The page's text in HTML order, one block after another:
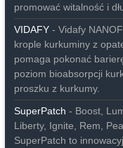
promować witalność i
VIDAFY- Vidafy
krople kurkuminy z
pomaga pokonać
poziom bioabsorpcji
proszku z kurkumy.
SuperPatch - Boost,
Liberty, Ignite, Rem,
SuperPatch to